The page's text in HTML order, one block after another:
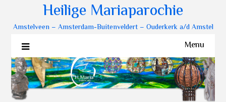
Heilige Mariaparochie
Amstelveen – Amsterdam-Buitenveldert – Ouderkerk a/d Amstel
Menu